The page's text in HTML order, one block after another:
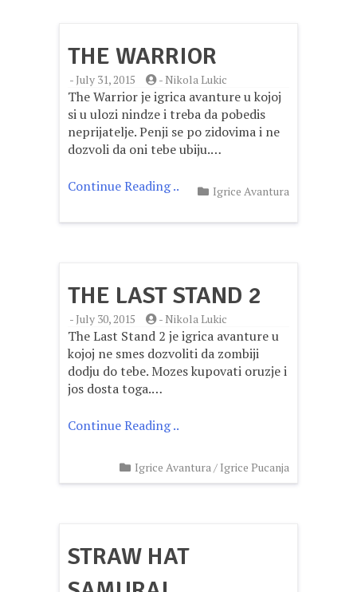
THE WARRIOR
- July 31, 2015 -Nikola Lukic
The Warrior je igrica avanture u kojoj
si u ulozi nindze i treba da pobedis
neprijatelje. Penji se po zidovima i ne
dozvoli da oni tebe ubiju.…
Continue Reading .. Igrice Avantura
THE LAST STAND 2
- July 30, 2015 -Nikola Lukic
The Last Stand 2 je igrica avanture u
kojoj ne smes dozvoliti da zombiji
dodju do tebe. Mozes kupovati oruzje i
jos dosta toga.…
Continue Reading ..
Igrice Avantura/ Igrice Pucanja
STRAW HAT